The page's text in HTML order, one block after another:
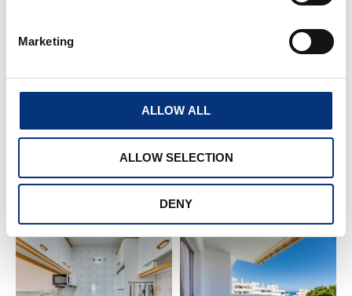
Marketing
ALLOW ALL
ALLOW SELECTION
DENY
🐬 Selwo Marina: 2 km
✈️ Aeropuerto de Málaga: 12 km
🌆 Málaga Centro: 16 km
🌴 Torremolinos: 4 km
🌊 Fuengirola: 10 km